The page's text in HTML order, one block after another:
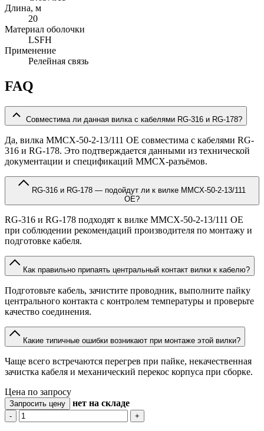
Длина, м
20
Материал оболочки
LSFH
Применение
Релейная связь
FAQ
Совместима ли данная вилка с кабелями RG-316 и RG-178?
Да, вилка MMCX-50-2-13/111 OE совместима с кабелями RG-
316 и RG-178. Это подтверждается данными из технической
документации и спецификаций MMCX-разъёмов.
OE?
RG-316 и RG-178 подходят к вилке MMCX-50-2-13/111 OE
при соблюдении рекомендаций производителя по монтажу и
подготовке кабеля.
Как правильно припаять центральный контакт вилки к кабелю?
Подготовьте кабель, зачистите проводник, выполните пайку
центрального контакта с контролем температуры и проверьте
качество соединения.
Какие типичные ошибки возникают при монтаже этой вилки?
Чаще всего встречаются перегрев при пайке, некачественная
зачистка кабеля и механический перекос корпуса при сборке.
Цена по запросу
Запросить цену нет на складе
- +